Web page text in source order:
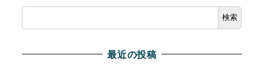
検索
最近の投稿